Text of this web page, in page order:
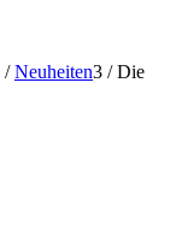
/ Neuheiten3 / Die